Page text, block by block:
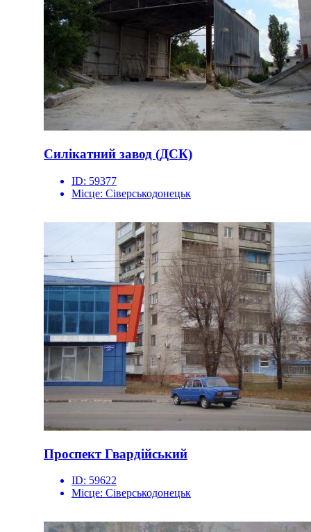
Силікатний завод (ДСК)
ID: 59377
Місце: Сіверськодонецьк
Проспект Гвардійський
ID: 59622
Місце: Сіверськодонецьк